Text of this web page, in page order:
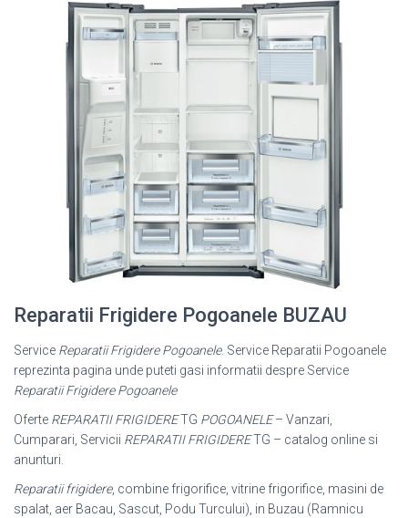
Reparatii Frigidere Pogoanele BUZAU
Service Reparatii Frigidere Pogoanele. Service Reparatii Pogoanele
reprezinta pagina unde puteti gasi informatii despre Service
Reparatii Frigidere Pogoanele
Oferte REPARATII FRIGIDERETG POGOANELE– Vanzari,
Cumparari, Servicii REPARATII FRIGIDERETG – catalog online si
anunturi.
Reparatii frigidere, combine frigorifice, vitrine frigorifice, masini de
spalat, aer Bacau, Sascut, Podu Turcului), in Buzau (Ramnicu